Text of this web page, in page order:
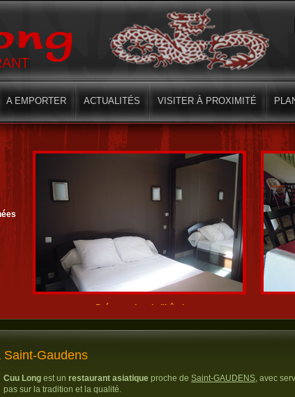
A EMPORTER ACTUALITÉS VISITER À PROXIMITÉ
Présentation de l'hôtel
Saint-Gaudens
Cuu Long est un restaurant asiatique proche de Saint-GAUDENS, avec
pas sur la tradition et la qualité.